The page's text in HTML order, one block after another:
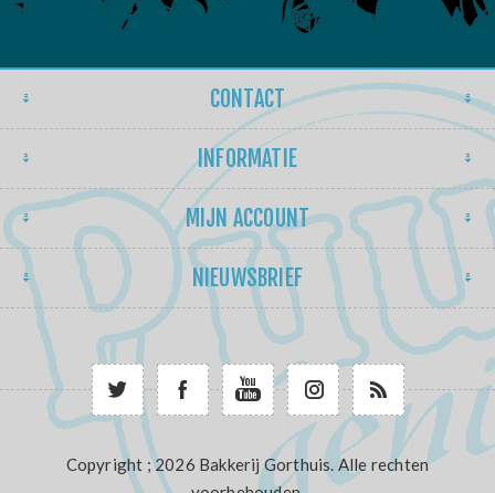
CONTACT
INFORMATIE
MIJN ACCOUNT
NIEUWSBRIEF
Copyright ; 2026 Bakkerij Gorthuis. Alle rechten